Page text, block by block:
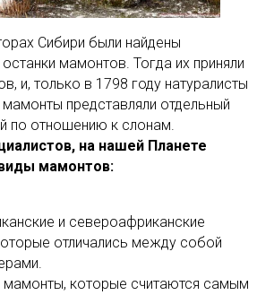
Сибири были найдены
мамонтов. Тогда их приняли
и, только в 1798 году натуралисты
представляли отдельный
по отношению к слонам.
на нашей Планете
мамонтов:
и североафриканские
отличались между собой
мамонты, которые считаются самым